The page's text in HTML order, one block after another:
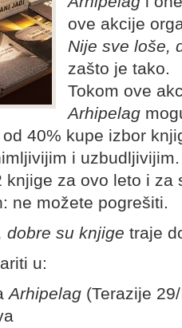
ove akcije
Nije sve loše,
zašto je tako.
Tokom ove
Arhipelag
40% kupe izbor
i uzbudljivijim.
knjige za ovo leto i za
ne možete pogrešiti.
dobre su knjige traje
u:
Arhipelag (Terazije